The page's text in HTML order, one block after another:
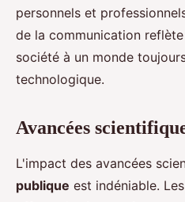
personnels et
de la communication
société à un monde
technologique.
Avancées
L'impact des avancées
publique est indéniable.